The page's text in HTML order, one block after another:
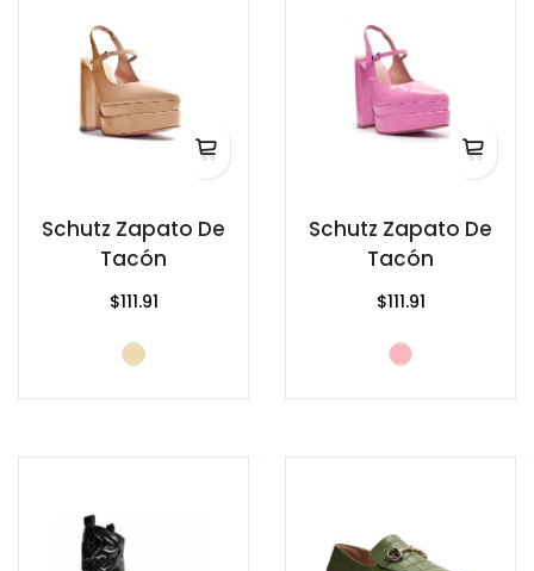
Schutz Zapato De
Tacón
$111.91
Schutz Zapato De
Tacón
$111.91